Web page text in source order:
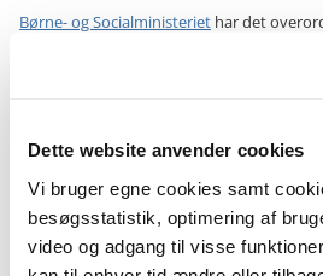
Dette website anvender cookies
Vi bruger egne cookies samt
besøgsstatistik, optimering af
video og adgang til visse
Børne- og Socialministeriet har det
der arbejder med udvikling, rådgivning
og folkeafstemninger, de overvåger
for kommuner og regioners styrelse og
Indenrigsministeriet hører Ankestyrelsen,
social- og beskæftigelsesområdet. De
klagesager hvert år.